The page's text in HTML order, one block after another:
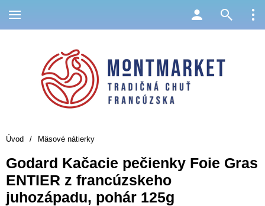
Úvod / Mäsové nátierky
Godard Kačacie pečienky Foie Gras
ENTIER z francúzskeho
juhozápadu, pohár 125g